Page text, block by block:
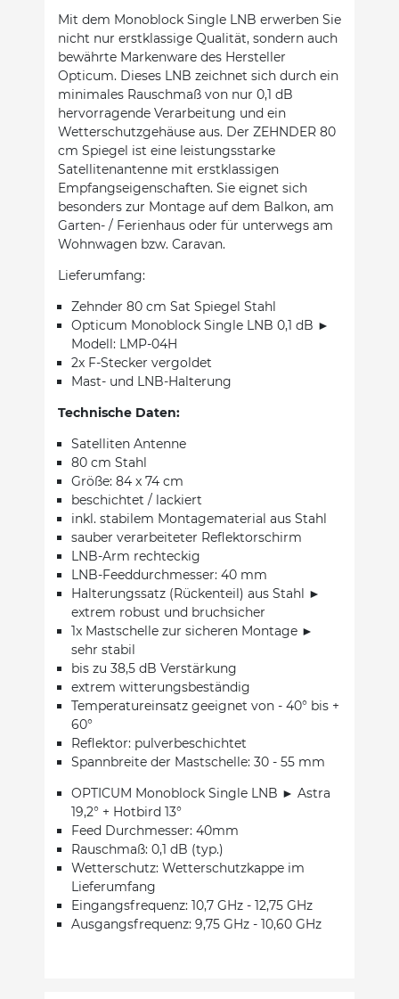
Mit dem Monoblock Single LNB erwerben Sie
nicht nur erstklassige Qualität, sondern auch
bewährte Markenware des Hersteller
Opticum. Dieses LNB zeichnet sich durch ein
minimales Rauschmaß von nur 0,1 dB
hervorragende Verarbeitung und ein
Wetterschutzgehäuse aus. Der ZEHNDER 80
cm Spiegel ist eine leistungsstarke
Satellitenantenne mit erstklassigen
Empfangseigenschaften. Sie eignet sich
besonders zur Montage auf dem Balkon, am
Garten- / Ferienhaus oder für unterwegs am
Wohnwagen bzw. Caravan.
Lieferumfang:
Zehnder 80 cm Sat Spiegel Stahl
Opticum Monoblock Single LNB 0,1 dB ►
Modell: LMP-04H
2x F-Stecker vergoldet
Mast- und LNB-Halterung
Technische Daten:
Satelliten Antenne
80 cm Stahl
Größe: 84 x 74 cm
beschichtet / lackiert
inkl. stabilem Montagematerial aus Stahl
sauber verarbeiteter Reflektorschirm
LNB-Arm rechteckig
LNB-Feeddurchmesser: 40 mm
Halterungssatz (Rückenteil) aus Stahl ►
extrem robust und bruchsicher
1x Mastschelle zur sicheren Montage ►
sehr stabil
bis zu 38,5 dB Verstärkung
extrem witterungsbeständig
Temperatureinsatz geeignet von - 40° bis +
60°
Reflektor: pulverbeschichtet
Spannbreite der Mastschelle: 30 - 55 mm
OPTICUM Monoblock Single LNB ► Astra
19,2° + Hotbird 13°
Feed Durchmesser: 40mm
Rauschmaß: 0,1 dB (typ.)
Wetterschutz: Wetterschutzkappe im
Lieferumfang
Eingangsfrequenz: 10,7 GHz - 12,75 GHz
Ausgangsfrequenz: 9,75 GHz - 10,60 GHz